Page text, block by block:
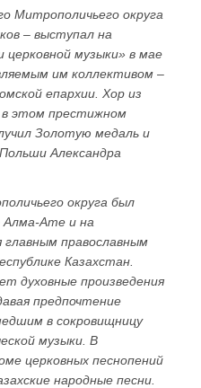
Митрополичьего округа
– выступал на
церковной музыки» в мае
им коллективом –
епархии. Хор из
этом престижном
Золотую медаль и
Александра
округа был
Алма-Ате и на
главным православным
Казахстан.
духовные произведения
предпочтение
в сокровищницу
музыки. В
церковных песнопений
народные песни.